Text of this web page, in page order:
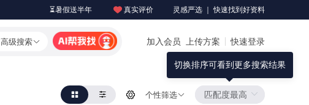
⏳暑假送半年 真实评价 灵感严选 ｜ 快速找到好资料
高级搜索 加入会员 上传方案 快速登录
个性筛选
切换排序可看到更多搜索结果